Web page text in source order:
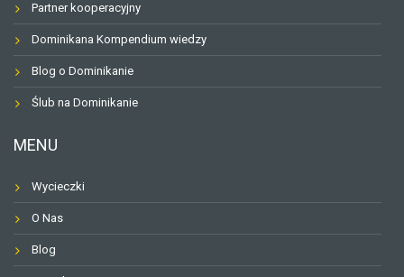
Partner kooperacyjny
Dominikana Kompendium wiedzy
Blog o Dominikanie
Ślub na Dominikanie
MENU
Wycieczki
O Nas
Blog